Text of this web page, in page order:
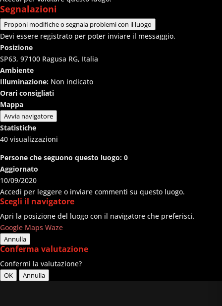
Segnalazioni
Proponi modifiche o segnala problemi con il luogo
Devi essere registrato per poter inviare il messaggio.
Posizione
SP63, 97100 Ragusa RG, Italia
Ambiente
Illuminazione: Non indicato
Orari consigliati
Mappa
Avvia navigatore
Statistiche
40 visualizzazioni
Persone che seguono questo luogo: 0
Aggiornato
10/09/2020
Accedi per leggere o inviare commenti su questo luogo.
Scegli il navigatore
Apri la posizione del luogo con il navigatore che preferisci.
Google Maps Waze
Annulla
Conferma valutazione
Confermi la valutazione?
OK Annulla